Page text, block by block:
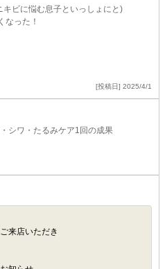
ビに悩む息子といっしょにと)
なった！
[投稿日] 2025/4/1
シワ・たるみケア1回の成果
来店いただき